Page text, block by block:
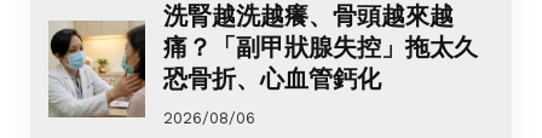
洗腎越洗越癢、骨頭越來越
痛？「副甲狀腺失控」拖太久
恐骨折、心血管鈣化
2026/08/06